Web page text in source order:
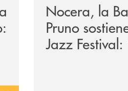
Nocera, la
Pruno
Jazz